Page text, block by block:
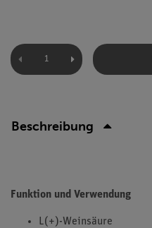
Beschreibung
Funktion und Verwendung
L(+)-Weinsäure